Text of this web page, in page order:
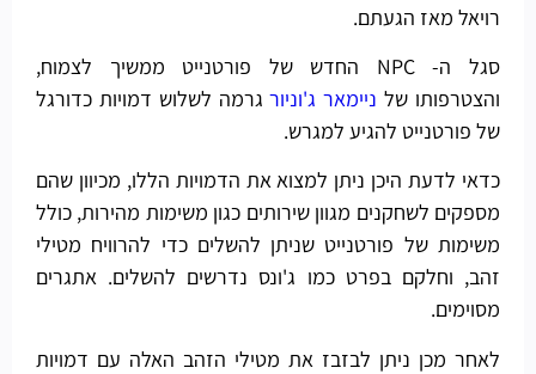
רויאל מאז הגעתם.
סגל ה- NPC החדש של פורטנייט ממשיך לצמוח,
והצטרפותו של ניימאר ג'וניורגרמה לשלוש דמויות כדורגל
של פורטנייט להגיע למגרש.
כדאי לדעת היכן ניתן למצוא את הדמויות הללו, מכיוון שהם
מספקים לשחקנים מגוון שירותים כגון משימות מהירות, כולל
משימות של פורטנייט שניתן להשלים כדי להרוויח מטילי
זהב, וחלקם בפרט כמו ג'ונס נדרשים להשלים. אתגרים
מסוימים.
לאחר מכן ניתן לבזבז את מטילי הזהב האלה עם דמויות